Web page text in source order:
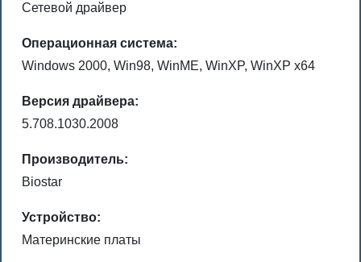
Сетевой драйвер
Операционная система:
Windows 2000, Win98, WinME, WinXP, WinXP x64
Версия драйвера:
5.708.1030.2008
Производитель:
Biostar
Устройство:
Материнские платы